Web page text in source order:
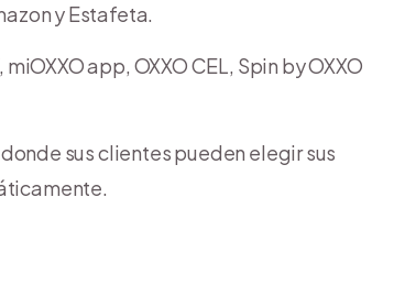
y Estafeta.
app, OXXO CEL, Spin by OXXO
sus clientes pueden elegir sus